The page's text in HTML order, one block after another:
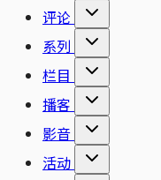
评论
系列
栏目
播客
影音
活动